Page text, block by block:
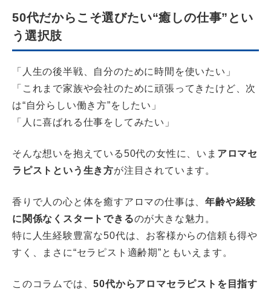
50代だからこそ選びたい“癒しの仕事”とい
う選択肢
「人生の後半戦、自分のために時間を使いたい」
「これまで家族や会社のために頑張ってきたけど、次
は“自分らしい働き方”をしたい」
「人に喜ばれる仕事をしてみたい」
そんな想いを抱えている50代の女性に、いま アロマセ
ラピストという生き方が注目されています。
香りで人の心と体を癒すアロマの仕事は、年齢や経験
に関係なくスタートできるのが大きな魅力。
特に人生経験豊富な50代は、お客様からの信頼も得や
すく、まさに“セラピスト適齢期”ともいえます。
このコラムでは、50代からアロマセラピストを目指す